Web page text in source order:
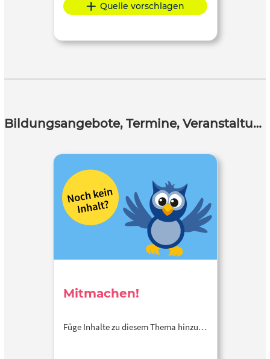
Quelle vorschlagen
Bildungsangebote, Termine, Veranstaltungen
Mitmachen!
Füge Inhalte zu diesem Thema hinzu…